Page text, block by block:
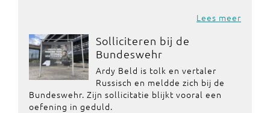
Lees meer
Solliciteren bij de
Bundeswehr
Ardy Beld is tolk en vertaler
Russisch en meldde zich bij de
Bundeswehr. Zijn sollicitatie blijkt vooral een
oefening in geduld.